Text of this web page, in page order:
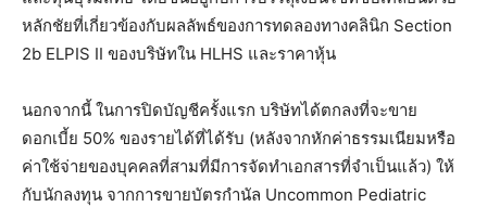
หลักชัยที่เกี่ยวข้องกับผลลัพธ์ของการทดลองทางคลินิก Section
2b ELPIS II ของบริษัทใน HLHS และราคาหุ้น
นอกจากนี้ ในการปิดบัญชีครั้งแรก บริษัทได้ตกลงที่จะขาย
ดอกเบี้ย 50% ของรายได้ที่ได้รับ (หลังจากหักค่าธรรมเนียมหรือ
ค่าใช้จ่ายของบุคคลที่สามที่มีการจัดทำเอกสารที่จำเป็นแล้ว) ให้
กับนักลงทุน จากการขายบัตรกำนัล Uncommon Pediatric